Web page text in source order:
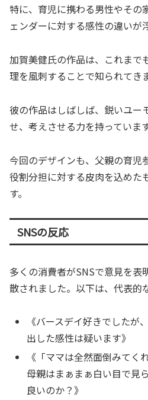
特に、育児に携わる男性やその
ェンダーに対する感性の違いが
加賀美健氏の作品は、これまで
理を風刺することで知られてき
彼の作品はしばしば、鋭いユー
せ、考えさせる力を持っています
今回のデザインも、父親の育児
役割分担に対する皮肉を込めた
す。
SNSの反応
多くの消費者がSNSで意見を表
散されました。以下は、代表的
《バースデイ好きでしたが
出した感性は疑います》
《「ママは全然面倒みてく
母親はまぁまぁ白い目で見
良いのか？》